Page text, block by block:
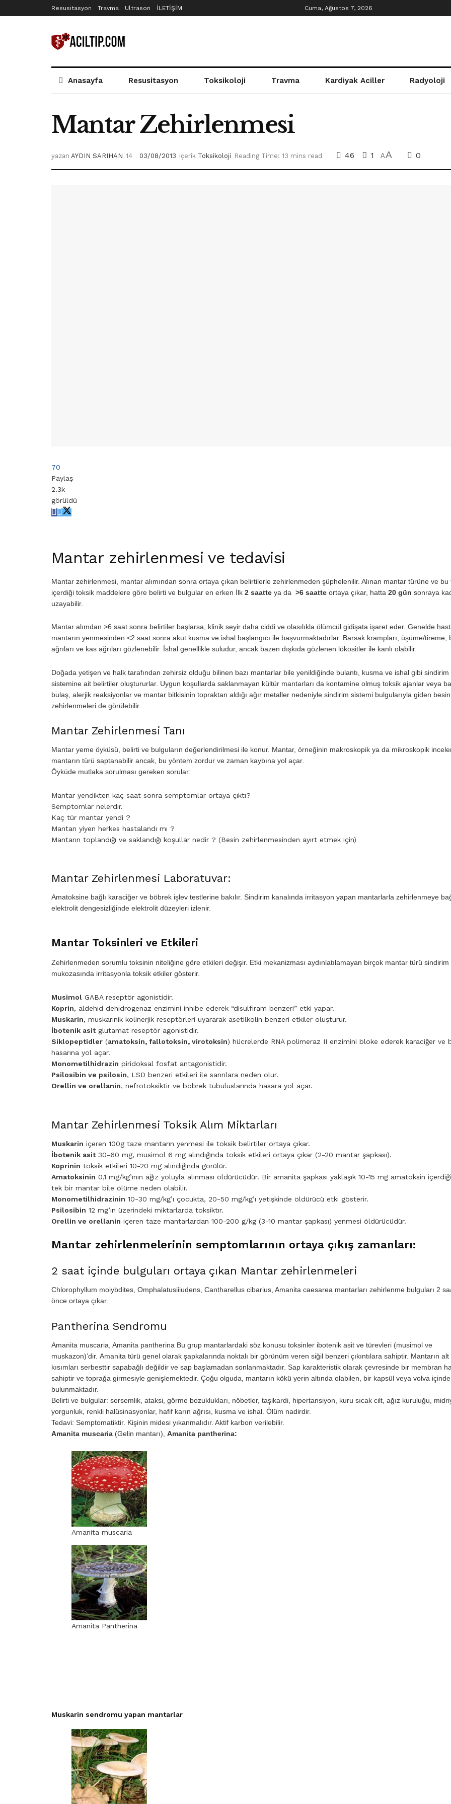
Resusitasyon Travma Ultrason İLETİŞİM Cuma, Ağustos 7, 2026
Anasayfa Resusitasyon Toksikoloji Travma Kardiyak Aciller Radyoloji
Mantar Zehirlenmesi
yazan AYDIN SARIHAN 03/08/2013 içerik Toksikoloji Reading Time: 13 mins read 46 1 AA 0
70
Paylaş
2.3k
görüldü
Mantar zehirlenmesi ve tedavisi
Mantar zehirlenmesi, mantar alımından sonra ortaya çıkan belirtilerle zehirlenmeden şüphelenilir. Alınan mantar türüne ve bu
içerdiği toksik maddelere göre belirti ve bulgular en erken İlk 2 saatte ya da >6 saatte ortaya çıkar, hatta 20 gün sonraya
uzayabilir.
Mantar alımdan >6 saat sonra belirtiler başlarsa, klinik seyir daha ciddi ve olasılıkla ölümcül gidişata işaret eder. Genelde
mantarın yenmesinden <2 saat sonra akut kusma ve ishal başlangıcı ile başvurmaktadırlar. Barsak krampları, üşüme/tireme,
ağrıları ve kas ağrıları gözlenebilir. İshal genellikle suludur, ancak bazen dışkıda gözlenen lökositler ile kanlı olabilir.
Doğada yetişen ve halk tarafından zehirsiz olduğu bilinen bazı mantarlar bile yenildiğinde bulantı, kusma ve ishal gibi sindirim
sistemine ait belirtiler oluştururlar. Uygun koşullarda saklanmayan kültür mantarları da kontamine olmuş toksik ajanlar veya
bulaş, alerjik reaksiyonlar ve mantar bitkisinin topraktan aldığı ağır metaller nedeniyle sindirim sistemi bulgularıyla giden besin
zehirlenmeleri de görülebilir.
Mantar Zehirlenmesi Tanı
Mantar yeme öyküsü, belirti ve bulguların değerlendirilmesi ile konur. Mantar, örneğinin makroskopik ya da mikroskopik
mantarın türü saptanabilir ancak, bu yöntem zordur ve zaman kaybına yol açar.
Öyküde mutlaka sorulması gereken sorular:
Mantar yendikten kaç saat sonra semptomlar ortaya çıktı?
Semptomlar nelerdir.
Kaç tür mantar yendi ?
Mantarı yiyen herkes hastalandı mı ?
Mantarın toplandığı ve saklandığı koşullar nedir ? (Besin zehirlenmesinden ayırt etmek için)
Mantar Zehirlenmesi Laboratuvar:
Amatoksine bağlı karaciğer ve böbrek işlev testlerine bakılır. Sindirim kanalında irritasyon yapan mantarlarla zehirlenmeye
elektrolit dengesizliğinde elektrolit düzeyleri izlenir.
Mantar Toksinleri ve Etkileri
Zehirlenmeden sorumlu toksinin niteliğine göre etkileri değişir. Etki mekanizması aydınlatılamayan birçok mantar türü sindirim
mukozasında irritasyonla toksik etkiler gösterir.
Musimol GABA reseptör agonistidir.
Koprin, aldehid dehidrogenaz enzimini inhibe ederek “disulfiram benzeri” etki yapar.
Muskarin, muskarinik kolinerjik reseptörleri uyararak asetilkolin benzeri etkiler oluşturur.
İbotenik asitglutamat reseptör agonistidir.
Siklopeptidler (amatoksin, fallotoksin, virotoksin) hücrelerde RNA polimeraz II enzimini bloke ederek karaciğer ve
hasarına yol açar.
Monometilhidrazin piridoksal fosfat antagonistidir.
Psilosibin ve psilosin, LSD benzeri etkileri ile sanrılara neden olur.
Orellin ve orellanin, nefrotoksiktir ve böbrek tubuluslarında hasara yol açar.
Mantar Zehirlenmesi Toksik Alım Miktarları
Muskarin içeren 100g taze mantarın yenmesi ile toksik belirtiler ortaya çıkar.
İbotenik asit30-60 mg, musimol 6 mg alındığında toksik etkileri ortaya çıkar (2-20 mantar şapkası).
Koprinin toksik etkileri 10-20 mg alındığında görülür.
Amatoksinin 0,1 mg/kg’ının ağız yoluyla alınması öldürücüdür. Bir amanita şapkası yaklaşık 10-15 mg amatoksin
tek bir mantar bile ölüme neden olabilir.
Monometilhidrazinin 10-30 mg/kg’ı çocukta, 20-50 mg/kg’ı yetişkinde öldürücü etki gösterir.
Psilosibin 12 mg’ın üzerindeki miktarlarda toksiktır.
Orellin ve orellanin içeren taze mantarlardan 100-200 g/kg (3-10 mantar şapkası) yenmesi öldürücüdür.
Mantar zehirlenmelerinin semptomlarının ortaya çıkış zamanları:
2 saat içinde bulguları ortaya çıkan Mantar zehirlenmeleri
Chlorophyllum moiybdites, Omphalatusiiiudens, Cantharellus cibarius, Amanita caesarea mantarları zehirlenme bulguları 2
önce ortaya çıkar.
Pantherina Sendromu
Amanita muscaria, Amanita pantherina Bu grup mantarlardaki söz konusu toksinler ibotenik asit ve türevleri (musimol ve
muskazon)’dir. Amanita türü genel olarak şapkalarında noktalı bir görünüm veren siğil benzeri çıkıntılara sahiptir. Mantarın alt
kısımları serbesttir sapabağlı değildir ve sap başlamadan sonlanmaktadır. Sap karakteristik olarak çevresinde bir membran
sahiptir ve toprağa girmesiyle genişlemektedir. Çoğu olguda, mantarın kökü yerin altında olabilen, bir kapsül veya volva içinde
bulunmaktadır.
Belirti ve bulgular: sersemlik, ataksi, görme bozuklukları, nöbetler, taşikardi, hipertansiyon, kuru sıcak cilt, ağız kuruluğu,
yorgunluk, renkli halüsinasyonlar, hafif karın ağrısı, kusma ve ishal. Ölüm nadirdir.
Tedavi: Semptomatiktir. Kişinin midesi yıkanmalıdır. Aktif karbon verilebilir.
Amanita muscaria (Gelin mantarı), Amanita pantherina:
Amanita muscaria
Amanita Pantherina
Muskarin sendromu yapan mantarlar